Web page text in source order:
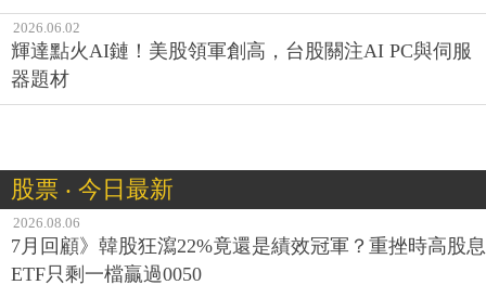
2026.06.02
輝達點火AI鏈！美股領軍創高，台股關注AI PC與伺服
器題材
股票 ‧ 今日最新
2026.08.06
7月回顧》韓股狂瀉22%竟還是績效冠軍？重挫時高股息
ETF只剩一檔贏過0050